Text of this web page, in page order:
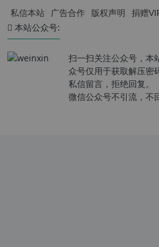
私信本站 广告合作 版权声明 捐赠
本站公众号:
扫一扫关注公众号，本
众号仅用于获取解压密
私信留言，拒绝回复。
微信公众号不引流，不